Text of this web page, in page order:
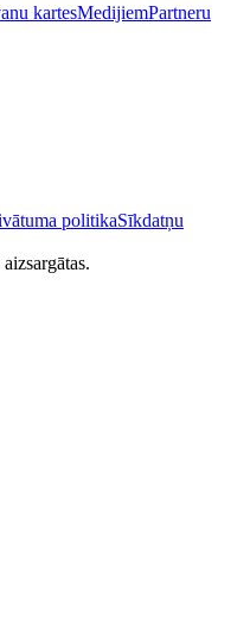
kartesMedijiemPartneru
politikaSīkdatņu